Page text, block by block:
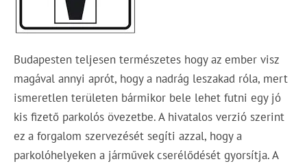
Budapesten teljesen természetes hogy az ember visz
magával annyi aprót, hogy a nadrág leszakad róla, mert
ismeretlen területen bármikor bele lehet futni egy jó
kis fizető parkolós övezetbe. A hivatalos verzió szerint
ez a forgalom szervezését segíti azzal, hogy a
parkolóhelyeken a járművek cserélődését gyorsítja. A